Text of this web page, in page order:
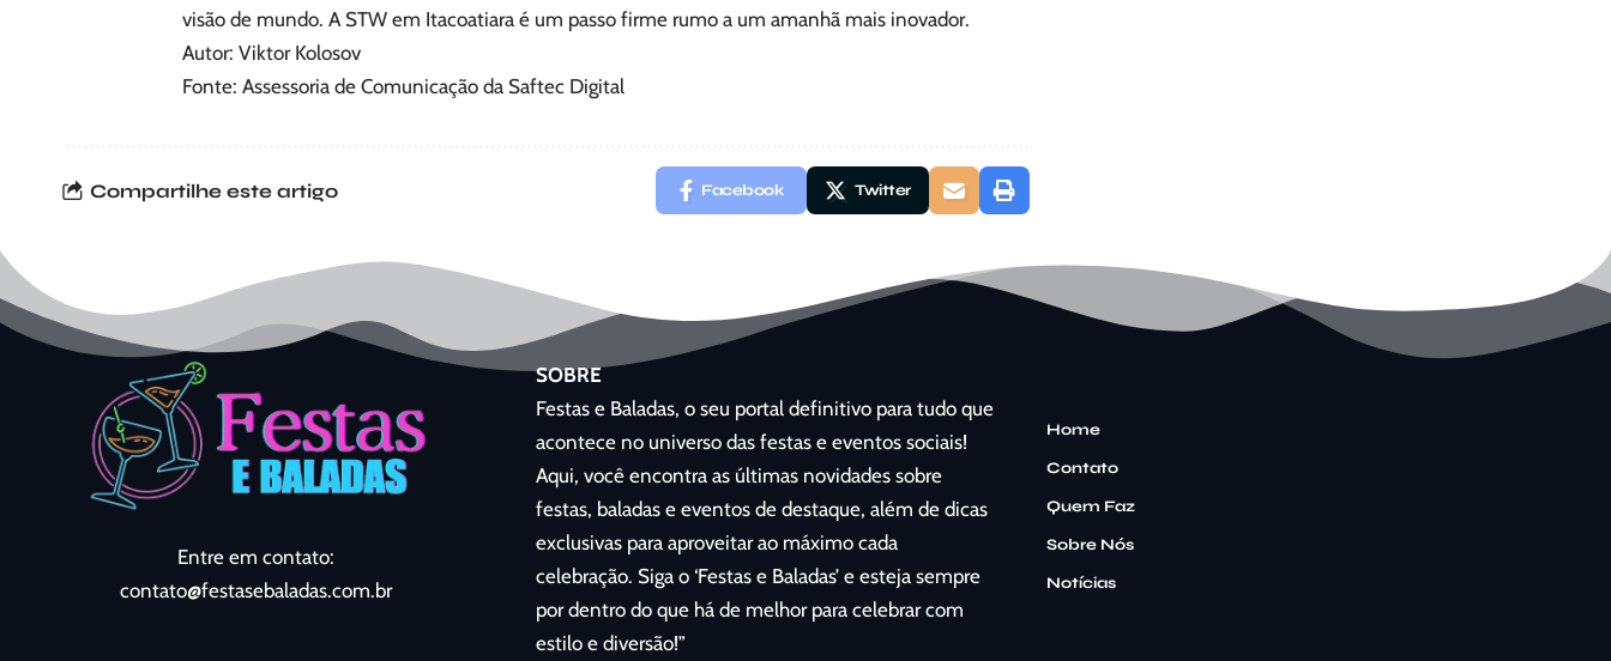
visão de mundo. A STW em Itacoatiara é um passo firme rumo a um amanhã mais inovador.
Autor: Viktor Kolosov
Fonte: Assessoria de Comunicação da Saftec Digital
Compartilhe este artigo Facebook Twitter
Entre em contato:
contato@festasebaladas.com.br
SOBRE
Festas e Baladas, o seu portal definitivo para tudo que
acontece no universo das festas e eventos sociais!
Aqui, você encontra as últimas novidades sobre
festas, baladas e eventos de destaque, além de dicas
exclusivas para aproveitar ao máximo cada
celebração. Siga o ‘Festas e Baladas’ e esteja sempre
por dentro do que há de melhor para celebrar com
estilo e diversão!”
Home
Contato
Quem Faz
Sobre Nós
Notícias